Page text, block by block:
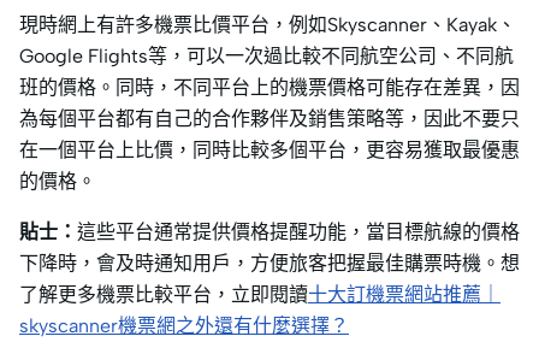
現時網上有許多機票比價平台，例如Skyscanner、Kayak、
Google Flights等，可以一次過比較不同航空公司、不同航
班的價格。同時，不同平台上的機票價格可能存在差異，因
為每個平台都有自己的合作夥伴及銷售策略等，因此不要只
在一個平台上比價，同時比較多個平台，更容易獲取最優惠
的價格。
貼士： 這些平台通常提供價格提醒功能，當目標航線的價格
下降時，會及時通知用戶，方便旅客把握最佳購票時機。想
了解更多機票比較平台，立即閱讀十大訂機票網站推薦｜
skyscanner機票網之外還有什麼選擇？